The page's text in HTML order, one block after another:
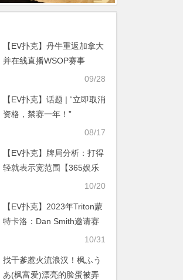
【EV扑克】丹牛重返加拿大
并在线直播WSOP赛事
Emile Hirsch在筹备《死
数【365娱乐资讯网】
09/28
【EV扑克】话题 | “立即取消
资格，禁赛一年！”
Benjamin Rolle对WSOP主
乐资讯网】
08/17
【EV扑克】牌局分析：打得
轻就表示宽范围【365娱乐
10/20
【EV扑克】2023年Triton蒙
特卡洛：Dan Smith邀请赛
夺冠 Elton Tsang获季军
娱乐资讯网】
10/31
找干爹惹火流浪汉！枫ふう
あ(枫富爱)漂亮的脸蛋被弄